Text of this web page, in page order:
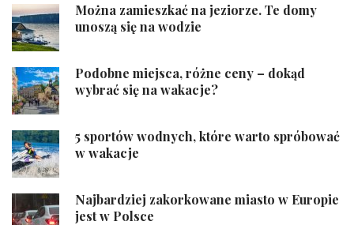
Można zamieszkać na jeziorze. Te domy
unoszą się na wodzie
Podobne miejsca, różne ceny – dokąd
wybrać się na wakacje?
5 sportów wodnych, które warto spróbować
w wakacje
Najbardziej zakorkowane miasto w Europie
jest w Polsce